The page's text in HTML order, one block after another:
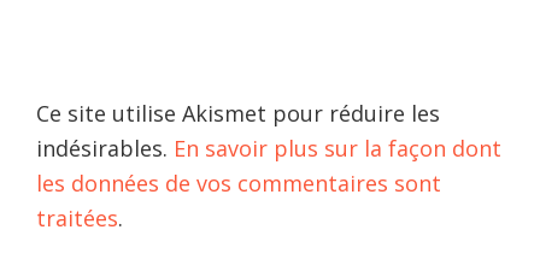
Ce site utilise Akismet pour réduire les
indésirables. En savoir plus sur la façon dont
les données de vos commentaires sont
traitées.